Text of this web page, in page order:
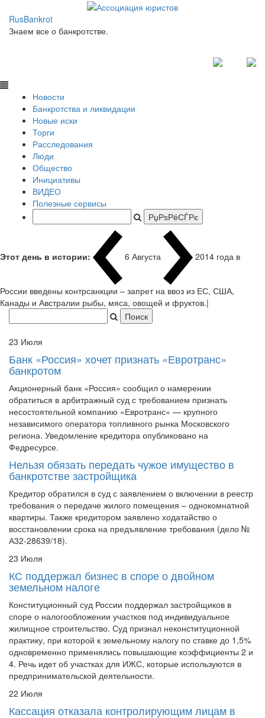
RusBankrot
Знаем все о банкротстве.
Новости
Банкротства и ликвидации
Новые иски
Торги
Расследования
Люди
Общество
Инициативы
ВИДЕО
Полезные сервисы
Этот день в истории: 6 Августа 2014 года в
России введены контрс|
Банк «Россия» хочет признать «Евротранс»
банкротом
Акционерный банк «Россия» сообщил о намерении
обратиться в арбитражный суд с требованием признать
несостоятельной компанию «Евротранс» — крупного
независимого оператора топливного рынка Московского
региона. Уведомление кредитора опубликовано на
Федресурсе.
Нельзя обязать передать чужое имущество в
банкротстве застройщика
Кредитор обратился в суд с заявлением о включении в реестр
требования о передаче жилого помещения – однокомнатной
квартиры. Также кредитором заявлено ходатайство о
восстановлении срока на предъявление требования (дело №
А32-28639/18).
23 Июля
КС поддержал бизнес в споре о двойном
земельном налоге
Конституционный суд России поддержал застройщиков в
споре о налогообложении участков под индивидуальное
жилищное строительство. Суд признал неконституционной
практику, при которой к земельному налогу по ставке до 1,5%
одновременно применялись повышающие коэффициенты 2 и
4. Речь идет об участках для ИЖС, которые используются в
предпринимательской деятельности.
22 Июля
Кассация отказала контролирующим лицам в
жалобах на управляющего